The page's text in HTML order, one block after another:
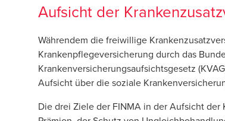
Aufsicht der
Währendem die freiwillige
Krankenpflegeversicherung durch das
Krankenversicherungsaufsichtsgesetz
Aufsicht über die soziale
Die drei Ziele der FINMA in der Aufsicht